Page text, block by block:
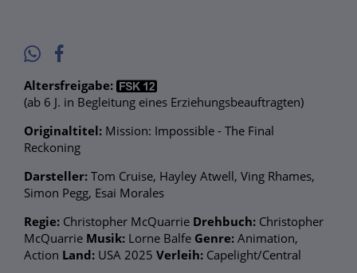
Altersfreigabe:
(ab 6 J. in Begleitung eines Erziehungsbeauftragten)
Originaltitel: Mission: Impossible - The Final
Reckoning
Darsteller: Tom Cruise, Hayley Atwell, Ving Rhames,
Simon Pegg, Esai Morales
Regie: Christopher McQuarrie Drehbuch: Christopher
McQuarrie Musik: Lorne Balfe Genre: Animation,
Action Land: USA 2025 Verleih: Capelight/Central